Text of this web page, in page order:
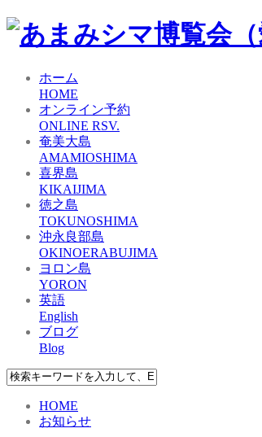
ホーム
HOME
オンライン予約
ONLINE RSV.
奄美大島
AMAMIOSHIMA
喜界島
KIKAIJIMA
徳之島
TOKUNOSHIMA
沖永良部島
OKINOERABUJIMA
ヨロン島
YORON
英語
English
ブログ
Blog
HOME
お知らせ